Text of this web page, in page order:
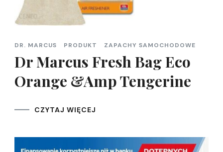
DR. MARCUS PRODUKT ZAPACHY SAMOCHODOWE
Dr Marcus Fresh Bag Eco
Orange &Amp Tengerine
CZYTAJ WIĘCEJ